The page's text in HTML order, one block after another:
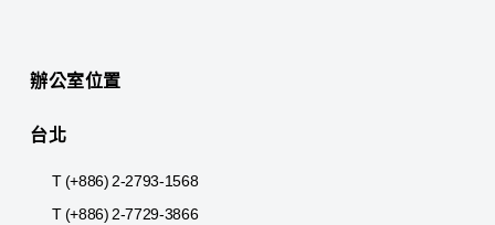
辦公室位置
台北
T (+886) 2-2793-1568
T (+886) 2-7729-3866